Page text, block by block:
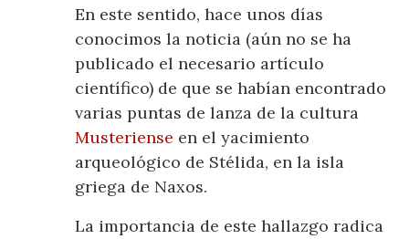
En este sentido, hace unos días
conocimos la noticia (aún no se ha
publicado el necesario artículo
científico) de que se habían encontrado
varias puntas de lanza de la cultura
Musteriense en el yacimiento
arqueológico de Stélida, en la isla
griega de Naxos.
La importancia de este hallazgo radica